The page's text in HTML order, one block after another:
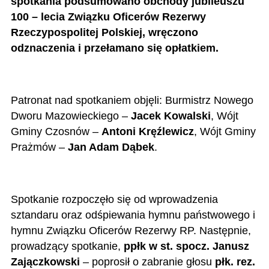
100 – lecia Związku Oficerów Rezerwy
Rzeczypospolitej Polskiej, wręczono
odznaczenia i przełamano się opłatkiem.
Patronat nad spotkaniem objęli: Burmistrz Nowego
Dworu Mazowieckiego – Jacek Kowalski, Wójt
Gminy Czosnów – Antoni Kręźlewicz, Wójt Gminy
Prażmów – Jan Adam Dąbek.
Spotkanie rozpoczęło się od wprowadzenia
sztandaru oraz odśpiewania hymnu państwowego i
hymnu Związku Oficerów Rezerwy RP. Następnie,
prowadzący spotkanie, ppłk w st. spocz. Janusz
Zajączkowski – poprosił o zabranie głosu płk. rez.